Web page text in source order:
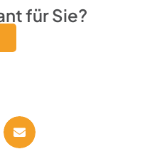
für Sie?